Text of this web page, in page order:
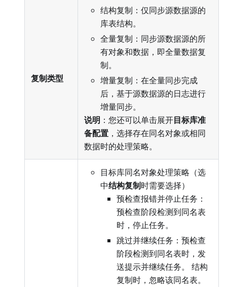
复制类型
结构复制：仅同步源数据源的
库表结构。
全量复制：同步源数据源的所
有对象和数据，即全量数据复
制。
增量复制：在全量同步完成
后，基于源数据源的日志进行
增量同步。
说明 ：您还可以单击展开目标库准
备配置 ，选择存在同名对象或相同
数据时的处理策略。
目标库同名对象处理策略（选
中结构复制时需要选择）
预检查报错并停止任务：
预检查阶段检测到同名表
时，停止任务。
跳过并继续任务：预检查
阶段检测到同名表时，发
送提示并继续任务。 结构
复制时，忽略该同名表。